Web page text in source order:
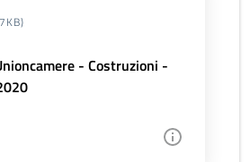
- Costruzioni -